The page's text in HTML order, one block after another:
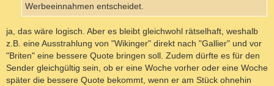
Werbeeinnahmen entscheidet.
ja, das wäre logisch. Aber es bleibt gleichwohl rätselhaft, weshalb
z.B. eine Ausstrahlung von "Wikinger" direkt nach "Gallier" und vor
"Briten" eine bessere Quote bringen soll. Zudem dürfte es für den
Sender gleichgültig sein, ob er eine Woche vorher oder eine Woche
später die bessere Quote bekommt, wenn er am Stück ohnehin